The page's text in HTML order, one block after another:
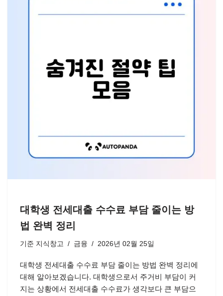
대학생 전세대출 수수료 부담 줄이는 방
법 완벽 정리
기준 지식창고 금융 2026년 02월 25일
대학생 전세대출 수수료 부담 줄이는 방법 완벽 정리에
대해 알아보겠습니다. 대학생으로서 주거비 부담이 커
지는 상황에서 전세대출 수수료가 생각보다 큰 부담으